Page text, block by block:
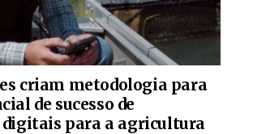
criam metodologia para
de sucesso de
para a agricultura